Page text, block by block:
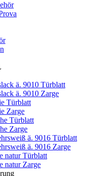
ä. 9010 Türblatt
ä. 9010 Zarge
Türblatt
Zarge
Türblatt
Zarge
ä. 9016 Türblatt
ä. 9016 Zarge
natur Türblatt
natur Zarge